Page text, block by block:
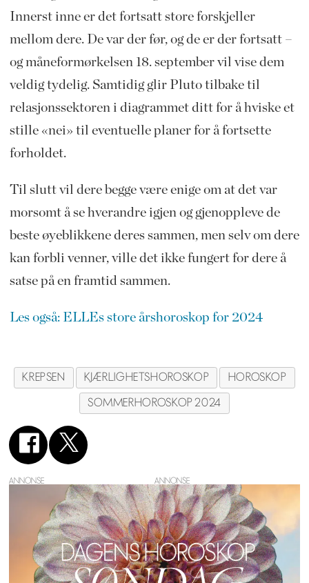
Innerst inne er det fortsatt store forskjeller
mellom dere. De var der før, og de er der fortsatt –
og måneformørkelsen 18. september vil vise dem
veldig tydelig. Samtidig glir Pluto tilbake til
relasjonssektoren i diagrammet ditt for å hviske et
stille «nei» til eventuelle planer for å fortsette
forholdet.
Til slutt vil dere begge være enige om at det var
morsomt å se hverandre igjen og gjenoppleve de
beste øyeblikkene deres sammen, men selv om dere
kan forbli venner, ville det ikke fungert for dere å
satse på en framtid sammen.
Les også: ELLEs store årshoroskop for 2024
KREPSEN KJÆRLIGHETSHOROSKOP
HOROSKOP
SOMMERHOROSKOP 2024
ANNONSE